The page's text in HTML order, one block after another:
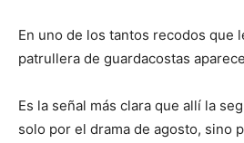
En uno de los tantos recodos que
patrullera de guardacostas
Es la señal más clara que allí la
solo por el drama de agosto, sino